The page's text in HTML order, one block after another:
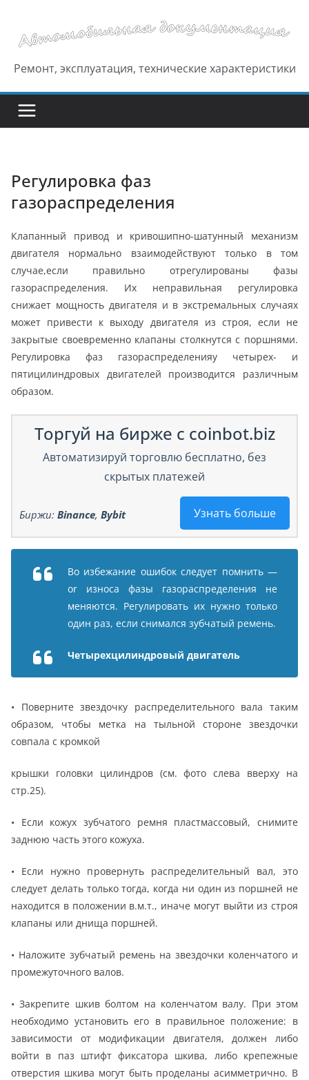
содержимому
Ремонт, эксплуатация, технические характеристики
Регулировка фаз
газораспределения
Клапанный привод и кривошипно-шатунный механизм
двигателя нормально взаимодействуют только в том
случае,если правильно отрегулированы фазы
газораспределения. Их неправильная регулировка
снижает мощность двигателя и в экстремальных случаях
может привести к выходу двигателя из строя, если не
закрытые своевременно клапаны столкнутся с поршнями.
Регулировка фаз газораспределенияу четырех- и
пятицилиндровых двигателей производится различным
образом.
Торгуй на бирже с coinbot.biz
Автоматизируй торговлю бесплатно, без
скрытых платежей
Узнать больше
Биржи: Binance, Bybit
Во избежание ошибок следует помнить —
or износа фазы газораспределения не
меняются. Регулировать их нужно только
один раз, если снимался зубчатый ремень.
Четырехцилиндровый двигатель
• Поверните звездочку распределительного вала таким
образом, чтобы метка на тыльной стороне звездочки
совпала с кромкой
крышки головки цилиндров (см. фото слева вверху на
стр.25).
• Если кожух зубчатого ремня пластмассовый, снимите
заднюю часть этого кожуха.
• Если нужно провернуть распределительный вал, это
следует делать только тогда, когда ни один из поршней не
находится в положении в.м.т., иначе могут выйти из строя
клапаны или днища поршней.
• Наложите зубчатый ремень на звездочки коленчатого и
промежуточного валов.
• Закрепите шкив болтом на коленчатом валу. При этом
необходимо установить его в правильное положение: в
зависимости от модификации двигателя, должен либо
войти в паз штифт фиксатора шкива, либо крепежные
отверстия шкива могут быть проделаны асимметрично. В